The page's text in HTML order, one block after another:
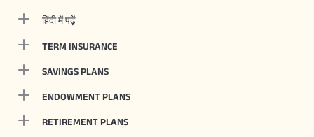
हिंदी में पढ़ें
TERM INSURANCE
SAVINGS PLANS
ENDOWMENT PLANS
RETIREMENT PLANS